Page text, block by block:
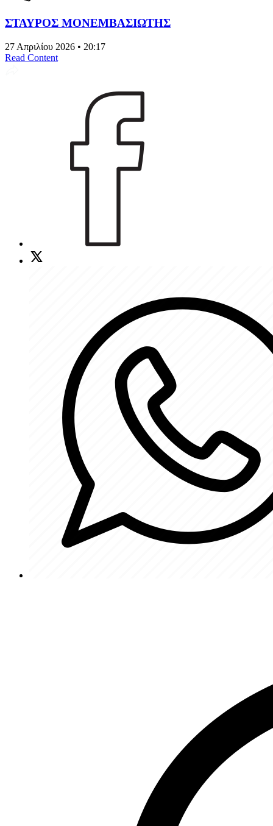
ΣΤΑΥΡΟΣ ΜΟΝΕΜΒΑΣΙΩΤΗΣ
27 Απριλίου 2026 • 20:17
Read Content